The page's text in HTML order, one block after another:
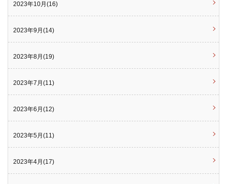
2023年10月(16)
2023年9月(14)
2023年8月(19)
2023年7月(11)
2023年6月(12)
2023年5月(11)
2023年4月(17)